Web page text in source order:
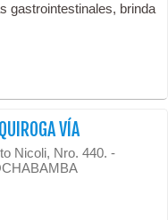
gastrointestinales, brinda
VÍA
Nicoli, Nro. 440. -